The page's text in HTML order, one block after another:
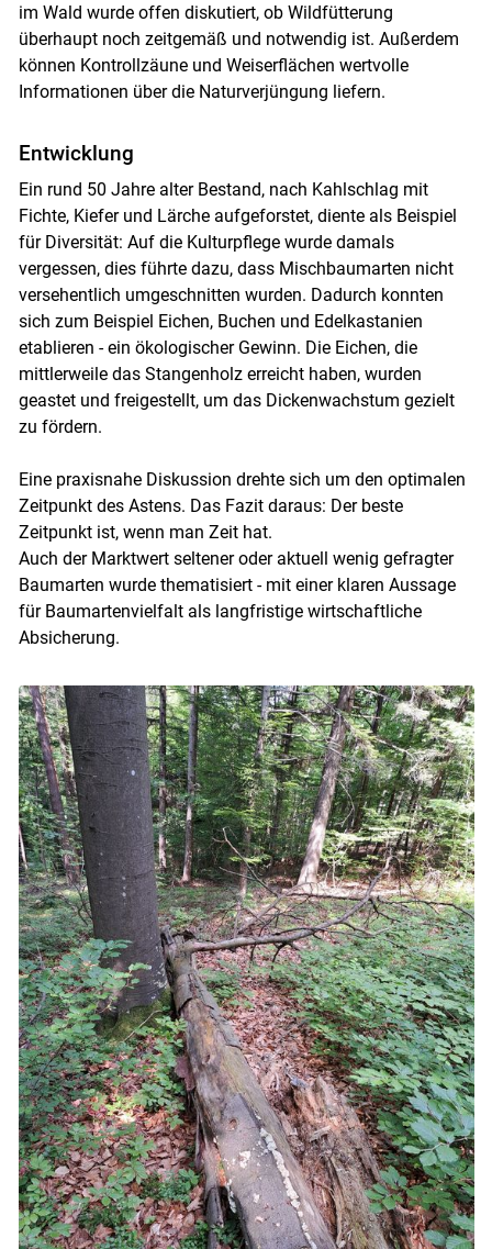
im Wald wurde offen diskutiert, ob Wildfütterung
überhaupt noch zeitgemäß und notwendig ist. Außerdem
können Kontrollzäune und Weiserflächen wertvolle
Informationen über die Naturverjüngung liefern.
Entwicklung
Ein rund 50 Jahre alter Bestand, nach Kahlschlag mit
Fichte, Kiefer und Lärche aufgeforstet, diente als Beispiel
für Diversität: Auf die Kulturpflege wurde damals
vergessen, dies führte dazu, dass Mischbaumarten nicht
versehentlich umgeschnitten wurden. Dadurch konnten
sich zum Beispiel Eichen, Buchen und Edelkastanien
etablieren - ein ökologischer Gewinn. Die Eichen, die
mittlerweile das Stangenholz erreicht haben, wurden
geastet und freigestellt, um das Dickenwachstum gezielt
zu fördern.
Eine praxisnahe Diskussion drehte sich um den optimalen
Zeitpunkt des Astens. Das Fazit daraus: Der beste
Zeitpunkt ist, wenn man Zeit hat.
Auch der Marktwert seltener oder aktuell wenig gefragter
Baumarten wurde thematisiert - mit einer klaren Aussage
für Baumartenvielfalt als langfristige wirtschaftliche
Absicherung.